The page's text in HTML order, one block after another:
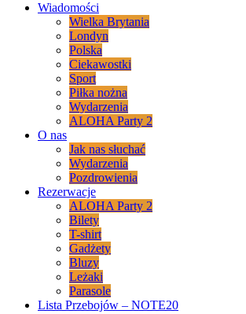
Wiadomości
Wielka Brytania
Londyn
Polska
Ciekawostki
Sport
Piłka nożna
Wydarzenia
ALOHA Party 2
O nas
Jak nas słuchać
Wydarzenia
Pozdrowienia
Rezerwacje
ALOHA Party 2
Bilety
T-shirt
Gadżety
Bluzy
Leżaki
Parasole
Lista Przebojów – NOTE20